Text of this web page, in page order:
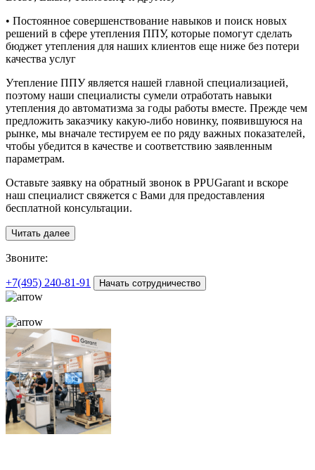
• Постоянное совершенствование навыков и поиск новых
решений в сфере утепления ППУ, которые помогут сделать
бюджет утепления для наших клиентов еще ниже без потери
качества услуг
Утепление ППУ является нашей главной специализацией,
поэтому наши специалисты сумели отработать навыки
утепления до автоматизма за годы работы вместе. Прежде чем
предложить заказчику какую-либо новинку, появившуюся на
рынке, мы вначале тестируем ее по ряду важных показателей,
чтобы убедится в качестве и соответствию заявленным
параметрам.
Оставьте заявку на обратный звонок в PPUGarant и вскоре
наш специалист свяжется с Вами для предоставления
бесплатной консультации.
Читать далее
Звоните:
+7(495) 240-81-91 Начать сотрудничество